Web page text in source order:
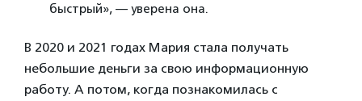
быстрый», — уверена она.
В 2020 и 2021 годах Мария стала получать
небольшие деньги за свою информационную
работу. А потом, когда познакомилась с